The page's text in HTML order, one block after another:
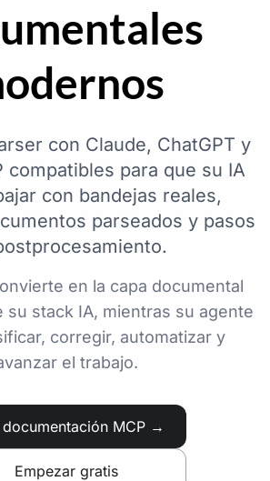
con Claude, ChatGPT y
compatibles para que su IA
con bandejas reales,
parseados y pasos
en la capa documental
su stack IA, mientras su agente
corregir, automatizar y
el trabajo.
documentación MCP →
Empezar gratis